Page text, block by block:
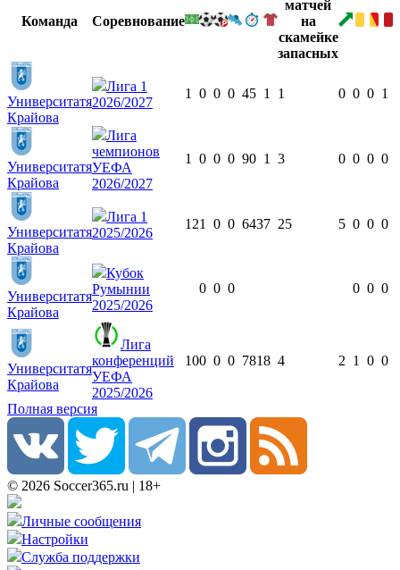
Команда Соревнование
Университатя
Крайова
Лига 1
2026/2027
1 0 0 0 45 1 1 0 0 0 1
Университатя
Крайова
Лига
чемпионов
УЕФА
2026/2027
1 0 0 0 90 1 3 0 0 0 0
Университатя
Крайова
Лига 1
2025/2026
121 0 0 6437 25 5 0 0 0
Университатя
Крайова
Кубок
Румынии
2025/2026
0 0 0 0 0 0
Университатя
Крайова
Лига
конференций
УЕФА
2025/2026
100 0 0 7818 4 2 1 0 0
Полная версия
© 2026 Soccer365.ru | 18+
Личные сообщения
Настройки
Служба поддержки